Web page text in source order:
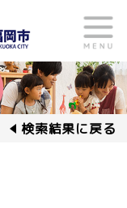
検索結果に戻る